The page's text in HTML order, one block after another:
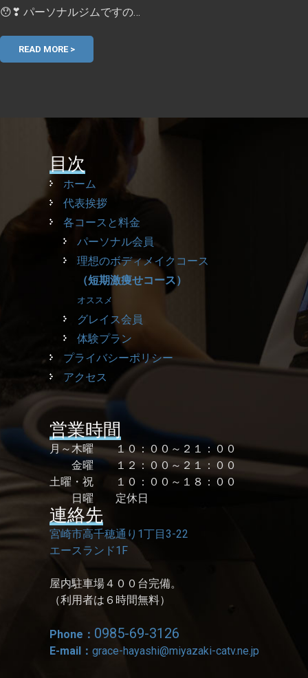
😯❣ パーソナルジムですの…
READ MORE >
目次
ホーム
代表挨拶
各コースと料金
パーソナル会員
理想のボディメイクコース
（短期激痩せコース）
オススメ
グレイス会員
体験プラン
プライバシーポリシー
アクセス
営業時間
月～木曜 １０：００～２１：００
金曜 １２：００～２１：００
土曜・祝 １０：００～１８：００
日曜 定休日
連絡先
宮崎市高千穂通り1丁目3-22
エースランド1F
屋内駐車場４００台完備。
（利用者は６時間無料）
Phone： 0985-69-3126
E-mail： grace-hayashi@miyazaki-catv.ne.jp